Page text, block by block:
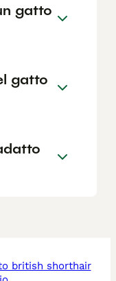
gatto
gatto